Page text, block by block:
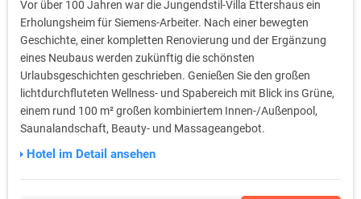
Vor über 100 Jahren war die Jungendstil-Villa Ettershaus ein
Erholungsheim für Siemens-Arbeiter. Nach einer bewegten
Geschichte, einer kompletten Renovierung und der Ergänzung
eines Neubaus werden zukünftig die schönsten
Urlaubsgeschichten geschrieben. Genießen Sie den großen
lichtdurchfluteten Wellness- und Spabereich mit Blick ins Grüne,
einem rund 100 m² großen kombiniertem Innen-/Außenpool,
Saunalandschaft, Beauty- und Massageangebot.
Hotel im Detail ansehen